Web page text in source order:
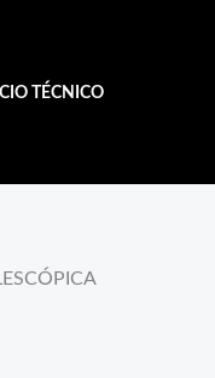
TÉCNICO